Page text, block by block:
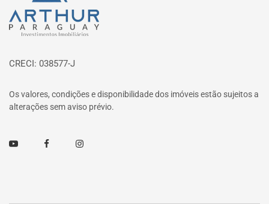
CRECI: 038577-J
Os valores, condições e disponibilidade dos imóveis estão sujeitos a
alterações sem aviso prévio.
Youtube FacebookInstagram